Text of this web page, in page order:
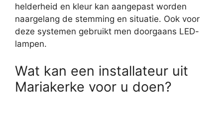
helderheid en kleur kan aangepast worden
naargelang de stemming en situatie. Ook voor
deze systemen gebruikt men doorgaans LED-
lampen.
Wat kan een installateur uit
Mariakerke voor u doen?